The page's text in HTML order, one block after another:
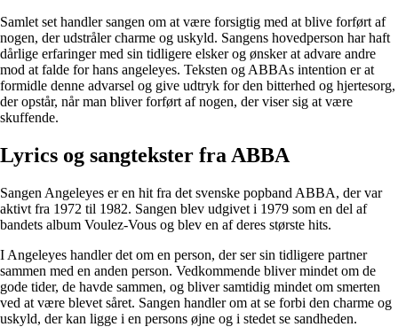
Samlet set handler sangen om at være forsigtig med at blive forført af
nogen, der udstråler charme og uskyld. Sangens hovedperson har haft
dårlige erfaringer med sin tidligere elsker og ønsker at advare andre
mod at falde for hans angeleyes. Teksten og ABBAs intention er at
formidle denne advarsel og give udtryk for den bitterhed og hjertesorg,
der opstår, når man bliver forført af nogen, der viser sig at være
skuffende.
Lyrics og sangtekster fra ABBA
Sangen Angeleyes er en hit fra det svenske popband ABBA, der var
aktivt fra 1972 til 1982. Sangen blev udgivet i 1979 som en del af
bandets album Voulez-Vous og blev en af deres største hits.
I Angeleyes handler det om en person, der ser sin tidligere partner
sammen med en anden person. Vedkommende bliver mindet om de
gode tider, de havde sammen, og bliver samtidig mindet om smerten
ved at være blevet såret. Sangen handler om at se forbi den charme og
uskyld, der kan ligge i en persons øjne og i stedet se sandheden.